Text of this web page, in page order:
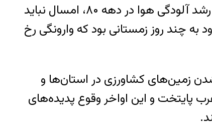
قطعا دولت در این زمینه تلاش زیادی کرده و به موفقیت‌های هم رسیده است، وگرنه با توجه به شیب رشد آلودگی هوا در دهه ۸۰، امسال نباید
آلودگی هوای تهران محدود به چند روز زمستانی بود که وارونگی رخ
زمین‌های کشاورزی در استان‌ها و
و این اواخر وقوع پدیده‌های